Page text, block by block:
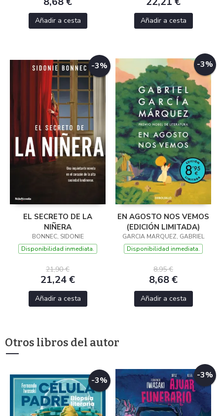
Añadir a cesta Añadir a cesta
-3%
EL SECRETO DE LA
NIÑERA
BONNEC, SIDONIE
Disponibilidad inmediata.
21,90 €
21,24 €
Añadir a cesta
-3%
EN AGOSTO NOS VEMOS
(EDICIÓN LIMITADA)
GARCIA MARQUEZ, GABRIEL
Disponibilidad inmediata.
8,95 €
8,68 €
Añadir a cesta
Otros libros del autor
-3% -3%